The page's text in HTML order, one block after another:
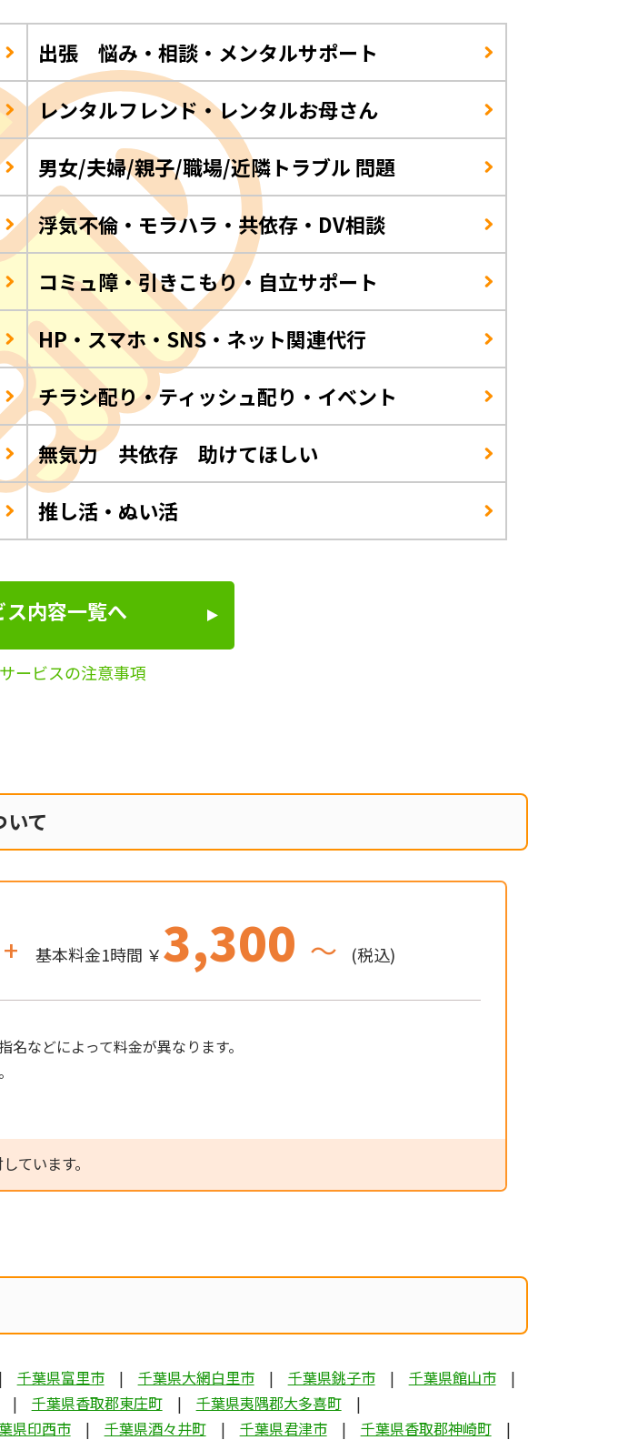
出張 悩み・相談・メンタルサポート
レンタルフレンド・レンタルお母さん
男女/夫婦/親子/職場/近隣トラブル 問題
浮気不倫・モラハラ・共依存・DV相談
コミュ障・引きこもり・自立サポート
HP・スマホ・SNS・ネット関連代行
チラシ配り・ティッシュ配り・イベント
無気力 共依存 助けてほしい
推し活・ぬい活
内容一覧へ
ービスの注意事項
いて
+ 基本料金1時間 ￥3,300 ～ (税込)
などによって料金が異なります。
ています。
千葉県富里市 千葉県大網白里市 千葉県銚子市
千葉県館山市
千葉県香取郡東庄町
千葉県夷隅郡大多喜町
県印西市 千葉県酒々井町 千葉県君津市
千葉県香取郡神崎町